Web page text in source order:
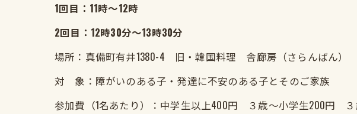
1回目：11時～12時
2回目：12時30分～13時30分
場所：真備町有井1380-4 旧・韓国料理 舎廊房（さらんばん）
対 象：障がいのある子・発達に不安のある子とそのご家族
参加費（1名あたり）：中学生以上400円 ３歳～小学生200円